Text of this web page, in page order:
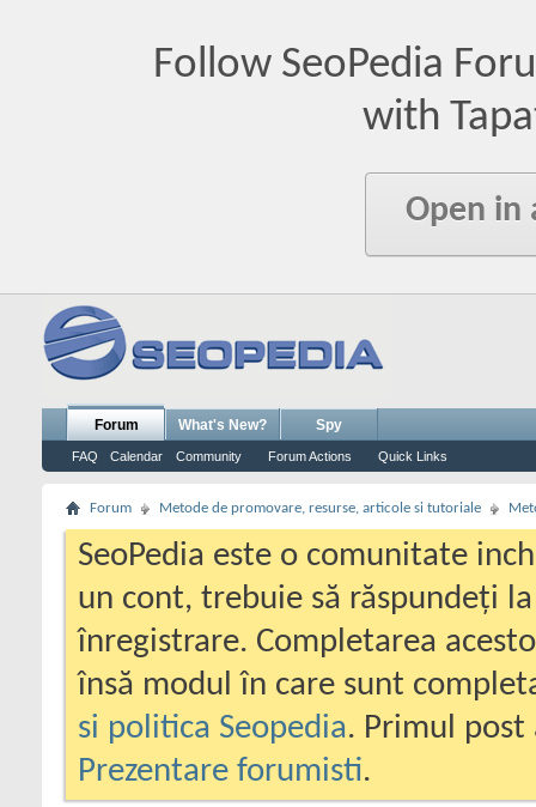
Follow SeoPedia
with
Open in
Forum
FAQ Calendar Community Forum Actions Quick Links
What's New? Spy
Forum Metode de promovare, resurse, articole si tutoriale
SeoPedia este o comunitate
un cont, trebuie să răspundeți
înregistrare. Completarea
însă modul în care sunt
si politica Seopedia. Primul
Prezentare forumisti.